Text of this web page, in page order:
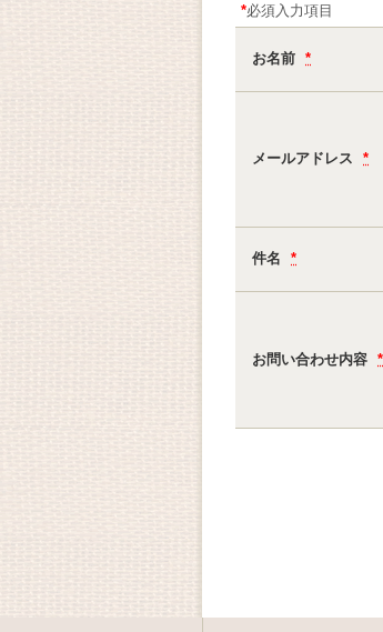
*必須入力項目
お名前 *
メールアドレス *
件名 *
お問い合わせ内容 *